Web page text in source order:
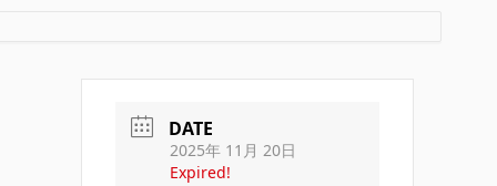
DATE
2025年 11月 20日
Expired!